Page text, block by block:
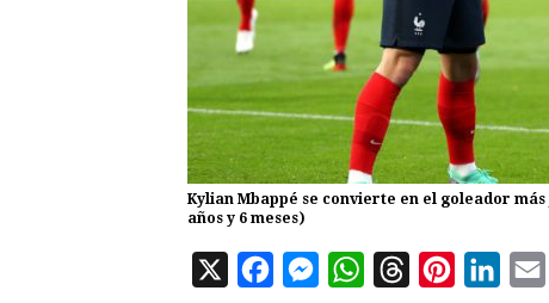
Kylian Mbappé se convierte en el goleador
años y 6 meses)
X
M
W